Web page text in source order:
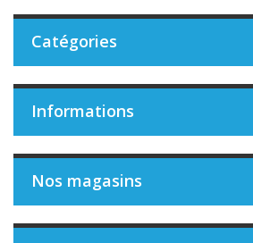
Catégories
Informations
Nos magasins